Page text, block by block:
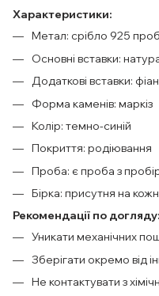
Характеристики:
Метал: срібло 925
Основні вставки:
Додаткові вставки:
Форма каменів: маркіз
Колір: темно-синій
Покриття: родіювання
Проба: є проба з
Бірка: присутня на
Рекомендації по догляду:
Уникати механічних
Зберігати окремо від
Не контактувати з